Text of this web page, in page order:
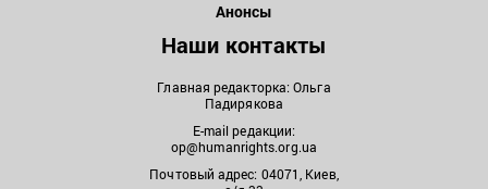
Анонсы
Наши контакты
Главная редакторка: Ольга
Падирякова
E-mail редакции:
op@humanrights.org.ua
Почтовый адрес: 04071, Киев,